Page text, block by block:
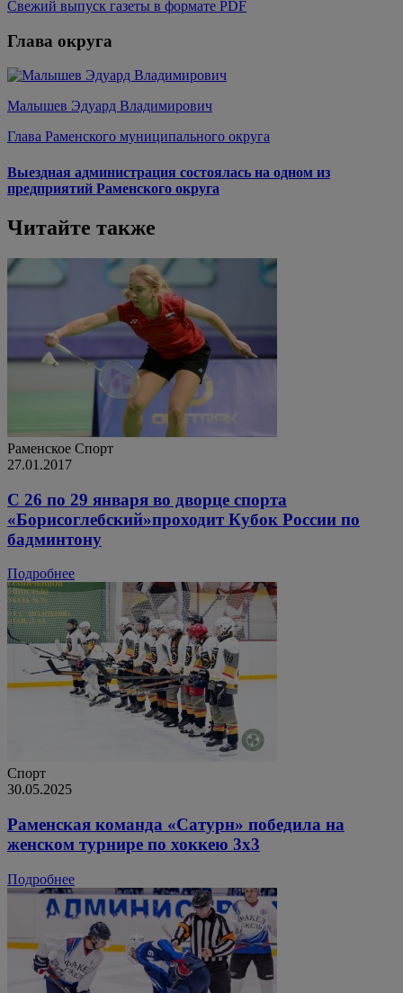
Свежий выпуск газеты в формате PDF
Глава округа
Малышев Эдуард Владимирович
Глава Раменского муниципального округа
Выездная администрация состоялась на одном из
предприятий Раменского округа
Читайте также
Раменское Спорт
27.01.2017
С 26 по 29 января во дворце спорта
«Борисоглебский»проходит Кубок России по
бадминтону
Подробнее
Спорт
30.05.2025
Раменская команда «Сатурн» победила на
женском турнире по хоккею 3х3
Подробнее